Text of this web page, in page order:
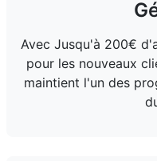
Avec Jusqu'à 200€
pour les nouveaux
maintient l'un des